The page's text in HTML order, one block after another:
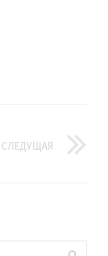
СЛЕДУЩАЯ